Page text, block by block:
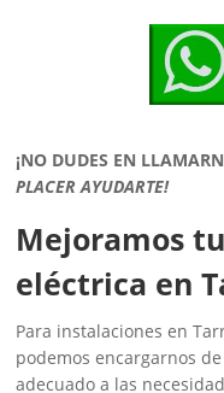
¡NO DUDES EN
PLACER AYUDARTE!
Mejoramos
eléctrica en
Para instalaciones en
podemos encargarnos
adecuado a las